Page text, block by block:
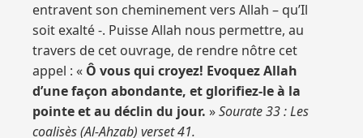
entravent son cheminement vers Allah – qu’Il
soit exalté -. Puisse Allah nous permettre, au
travers de cet ouvrage, de rendre nôtre cet
appel : « Ô vous qui croyez! Evoquez Allah
d’une façon abondante, et glorifiez-le à la
pointe et au déclin du jour. »Sourate 33 : Les
coalisès (Al-Ahzab) verset 41.